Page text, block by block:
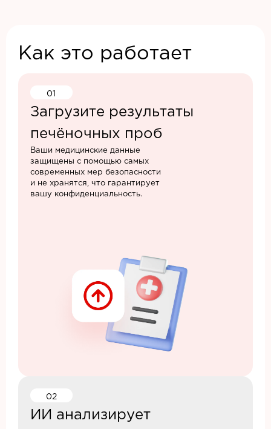
Как это работает
01
Загрузите результаты
печёночных проб
Ваши медицинские данные
защищены с помощью самых
современных мер безопасности
и не хранятся, что гарантирует
вашу конфиденциальность.
02
ИИ анализирует